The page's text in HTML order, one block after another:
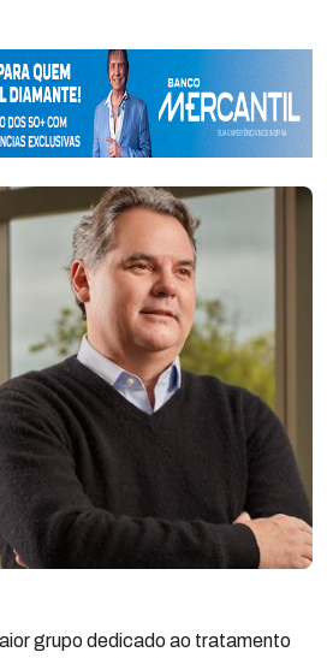
grupo dedicado ao tratamento